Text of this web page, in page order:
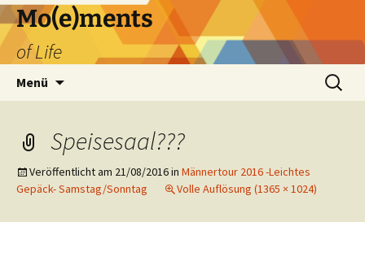
Zum
Inhalt
springen
Mo(e)ments
of Life
Menü
Suchen
nach:
Speisesaal???
Veröffentlicht am 21/08/2016in Männertour 2016 -Leichtes
Gepäck- Samstag/Sonntag
Volle Auflösung (1365 × 1024)